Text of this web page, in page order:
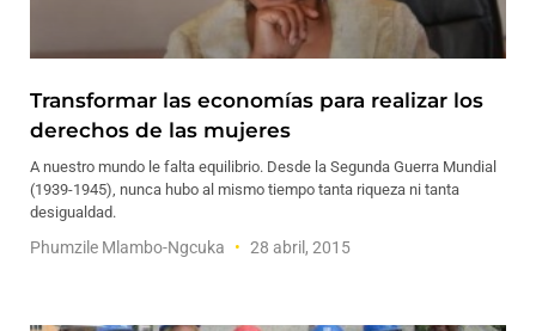
Transformar las economías para realizar los
derechos de las mujeres
A nuestro mundo le falta equilibrio. Desde la Segunda Guerra Mundial
(1939-1945), nunca hubo al mismo tiempo tanta riqueza ni tanta
desigualdad.
Phumzile Mlambo-Ngcuka 28 abril, 2015